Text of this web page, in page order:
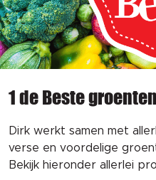
1 de Beste
Dirk werkt samen met
verse en voordelige
Bekijk hieronder allerlei